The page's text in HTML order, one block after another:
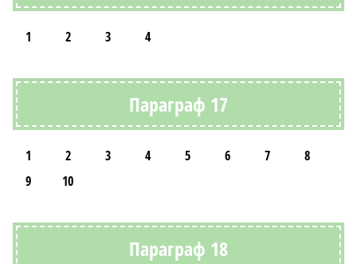
1 2 3 4
Параграф 17
1 2 3 4 5 6 7
8
9
10
Параграф 18